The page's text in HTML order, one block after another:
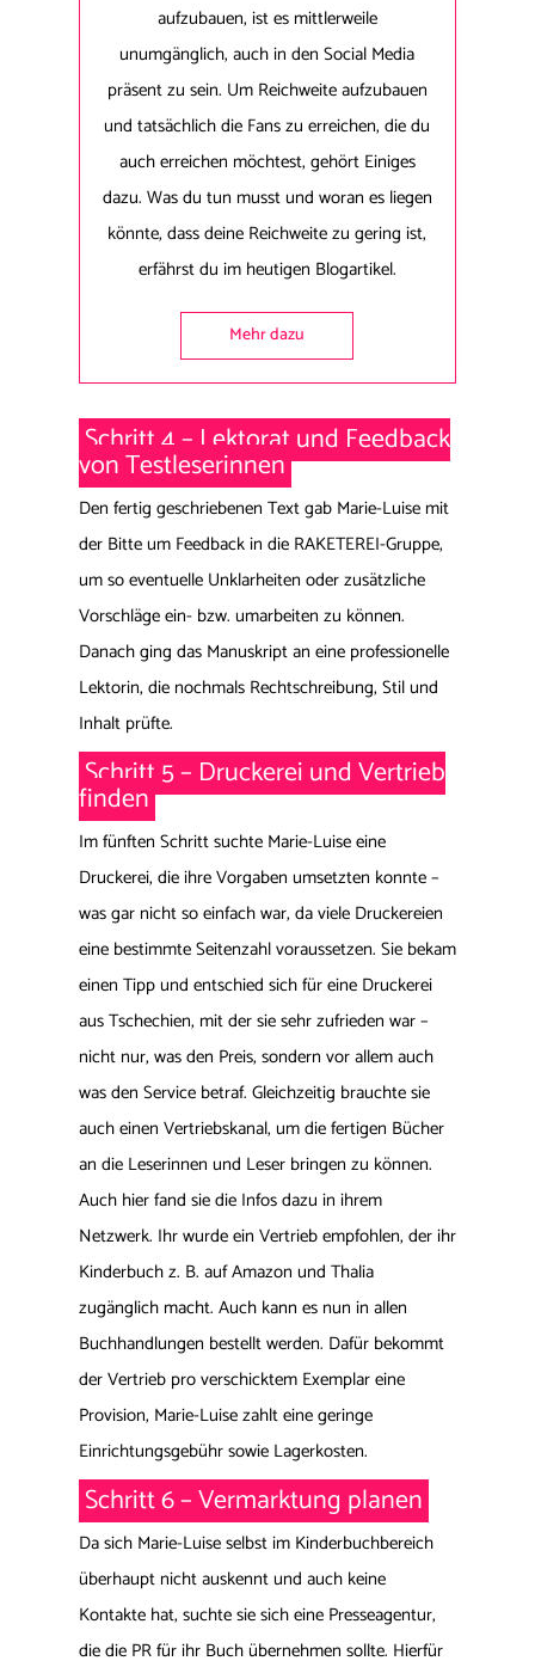
aufzubauen, ist es mittlerweile
unumgänglich, auch in den Social Media
präsent zu sein. Um Reichweite aufzubauen
und tatsächlich die Fans zu erreichen, die du
auch erreichen möchtest, gehört Einiges
dazu. Was du tun musst und woran es liegen
könnte, dass deine Reichweite zu gering ist,
erfährst du im heutigen Blogartikel.
Mehr dazu
Schritt 4 – Lektorat und Feedback
von Testleserinnen
Den fertig geschriebenen Text gab Marie-Luise mit
der Bitte um Feedback in die RAKETEREI-Gruppe,
um so eventuelle Unklarheiten oder zusätzliche
Vorschläge ein- bzw. umarbeiten zu können.
Danach ging das Manuskript an eine professionelle
Lektorin, die nochmals Rechtschreibung, Stil und
Inhalt prüfte.
Schritt 5 – Druckerei und Vertrieb
finden
Im fünften Schritt suchte Marie-Luise eine
Druckerei, die ihre Vorgaben umsetzten konnte –
was gar nicht so einfach war, da viele Druckereien
eine bestimmte Seitenzahl voraussetzen. Sie bekam
einen Tipp und entschied sich für eine Druckerei
aus Tschechien, mit der sie sehr zufrieden war –
nicht nur, was den Preis, sondern vor allem auch
was den Service betraf. Gleichzeitig brauchte sie
auch einen Vertriebskanal, um die fertigen Bücher
an die Leserinnen und Leser bringen zu können.
Auch hier fand sie die Infos dazu in ihrem
Netzwerk. Ihr wurde ein Vertrieb empfohlen, der ihr
Kinderbuch z. B. auf Amazon und Thalia
zugänglich macht. Auch kann es nun in allen
Buchhandlungen bestellt werden. Dafür bekommt
der Vertrieb pro verschicktem Exemplar eine
Provision, Marie-Luise zahlt eine geringe
Einrichtungsgebühr sowie Lagerkosten.
Schritt 6 – Vermarktung planen
Da sich Marie-Luise selbst im Kinderbuchbereich
überhaupt nicht auskennt und auch keine
Kontakte hat, suchte sie sich eine Presseagentur,
die die PR für ihr Buch übernehmen sollte. Hierfür